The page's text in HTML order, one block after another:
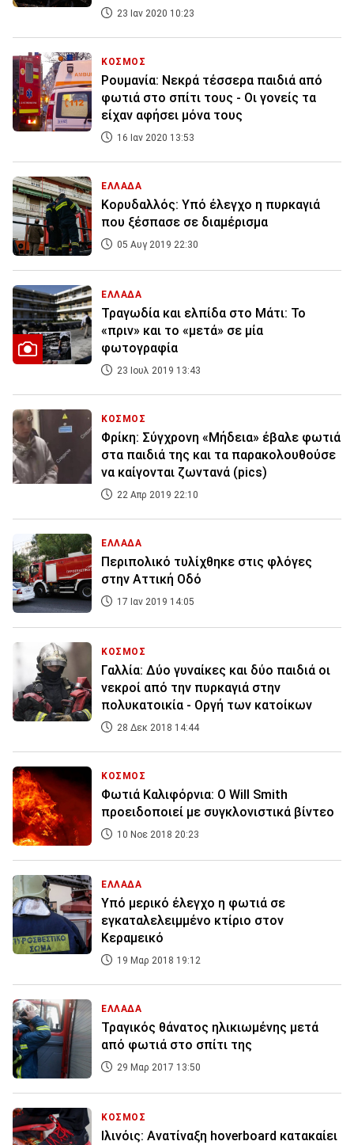
23 Ιαν 2020 10:23
ΚΟΣΜΟΣ
Ρουμανία: Νεκρά τέσσερα παιδιά από
φωτιά στο σπίτι τους - Οι γονείς τα
είχαν αφήσει μόνα τους
16 Ιαν 2020 13:53
ΕΛΛΑΔΑ
Κορυδαλλός: Υπό έλεγχο η πυρκαγιά
που ξέσπασε σε διαμέρισμα
05 Αυγ 2019 22:30
ΕΛΛΑΔΑ
Τραγωδία και ελπίδα στο Μάτι: Το
«πριν» και το «μετά» σε μία
φωτογραφία
23 Ιουλ 2019 13:43
ΚΟΣΜΟΣ
Φρίκη: Σύγχρονη «Μήδεια» έβαλε φωτιά
στα παιδιά της και τα παρακολουθούσε
να καίγονται ζωντανά (pics)
22 Απρ 2019 22:10
ΕΛΛΑΔΑ
Περιπολικό τυλίχθηκε στις φλόγες
στην Αττική Οδό
17 Ιαν 2019 14:05
ΚΟΣΜΟΣ
Γαλλία: Δύο γυναίκες και δύο παιδιά οι
νεκροί από την πυρκαγιά στην
πολυκατοικία - Οργή των κατοίκων
28 Δεκ 2018 14:44
ΚΟΣΜΟΣ
Φωτιά Καλιφόρνια: Ο Will Smith
προειδοποιεί με συγκλονιστικά βίντεο
10 Νοε 2018 20:23
ΕΛΛΑΔΑ
Υπό μερικό έλεγχο η φωτιά σε
εγκαταλελειμμένο κτίριο στον
Κεραμεικό
19 Μαρ 2018 19:12
ΕΛΛΑΔΑ
Τραγικός θάνατος ηλικιωμένης μετά
από φωτιά στο σπίτι της
29 Μαρ 2017 13:50
ΚΟΣΜΟΣ
Ιλινόις: Ανατίναξη hoverboard κατακαίει